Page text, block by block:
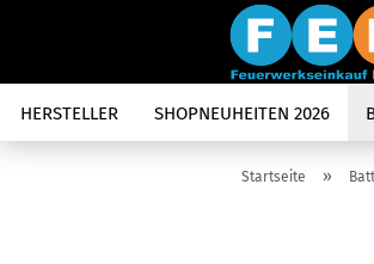
HERSTELLER SHOPNEUHEITEN 2026
Startseite »